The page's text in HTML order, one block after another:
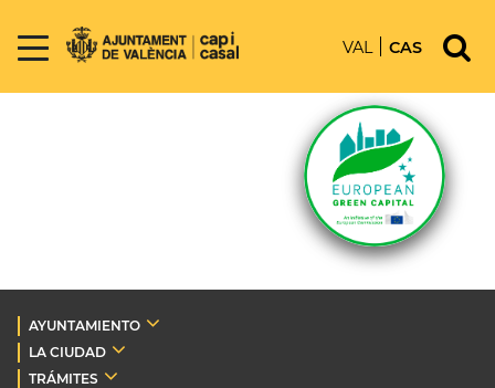
VAL CAS
AYUNTAMIENTO
LA CIUDAD
TRÁMITES